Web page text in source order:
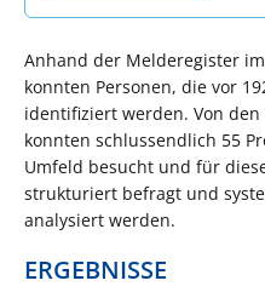
Anhand der Melderegister
konnten Personen, die vor
identifiziert werden. Von
konnten schlussendlich 55
Umfeld besucht und für
strukturiert befragt und
analysiert werden.
ERGEBNISSE